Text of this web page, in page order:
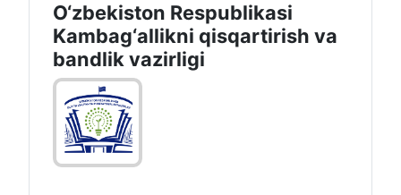
O‘zbekiston Respublikasi
Kambag‘allikni qisqartirish va
bandlik vazirligi